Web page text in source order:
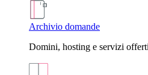
Archivio domande
Domini, hosting e servizi offerti